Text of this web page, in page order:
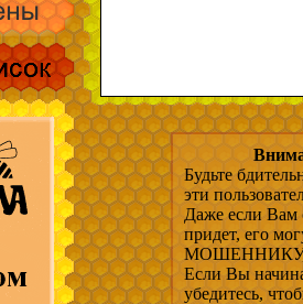
Будьте
эти
Даже если Вам
придет, его
МОШЕННИКУ,
Если Вы
убедитесь,